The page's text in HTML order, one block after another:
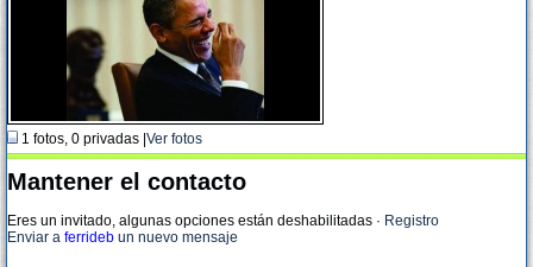
1 fotos, 0 privadas | Ver fotos
Mantener el contacto
Eres un invitado, algunas opciones están deshabilitadas · Registro
Enviar a ferrideb un nuevo mensaje